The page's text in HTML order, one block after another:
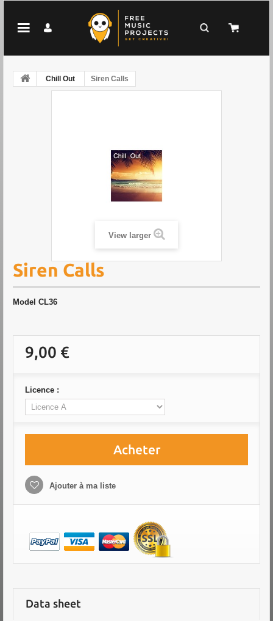
Chill Out Siren Calls
View larger
Siren Calls
Model CL36
9,00 €
Licence :
Acheter
Ajouter à ma liste
Data sheet